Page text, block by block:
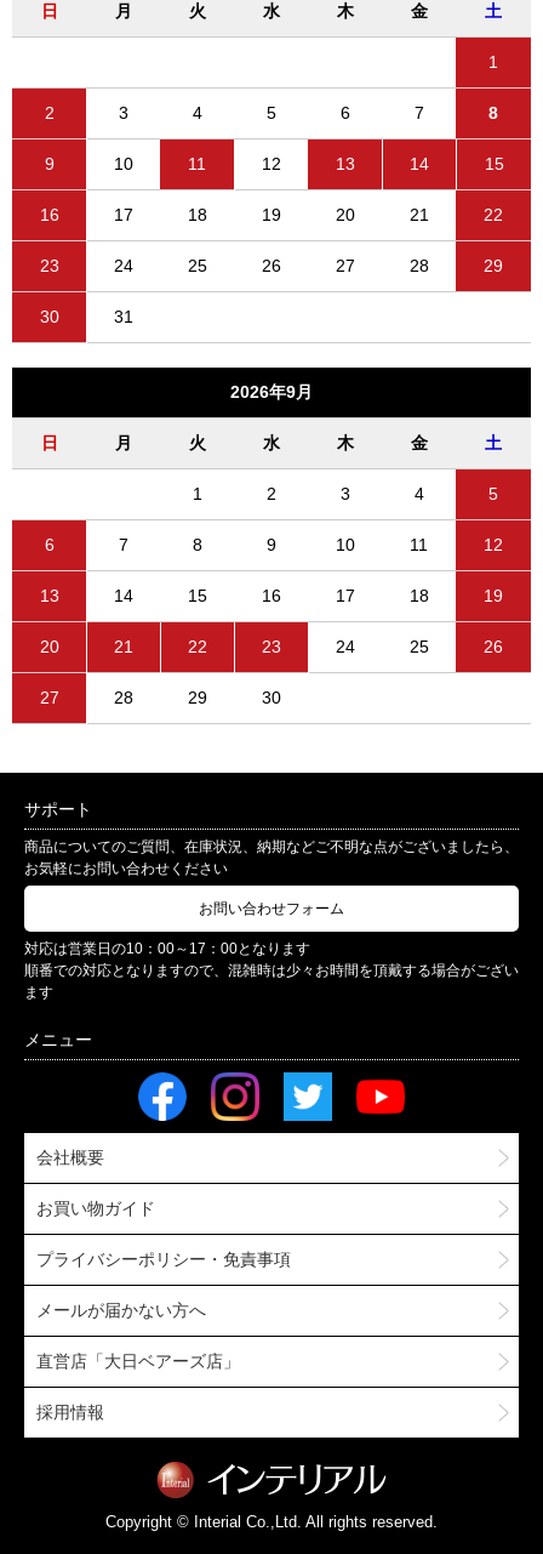
日 月 火 水 木 金 土
1
2 3 4 5 6 7 8
9 10 11 12 13 14 15
16 17 18 19 20 21 22
23 24 25 26 27 28 29
30 31
2026年9月
日 月 火 水 木 金 土
1 2 3 4 5
6 7 8 9 10 11 12
13 14 15 16 17 18 19
20 21 22 23 24 25 26
27 28 29 30
サポート
商品についてのご質問、在庫状況、納期などご不明な点がございましたら、
お気軽にお問い合わせください
お問い合わせフォーム
対応は営業日の10：00～17：00となります
順番での対応となりますので、混雑時は少々お時間を頂戴する場合がござい
ます
会社概要
お買い物ガイド
プライバシーポリシー・免責事項
メールが届かない方へ
直営店「大日ベアーズ店」
採用情報
Copyright © Interial Co.,Ltd. All rights reserved.